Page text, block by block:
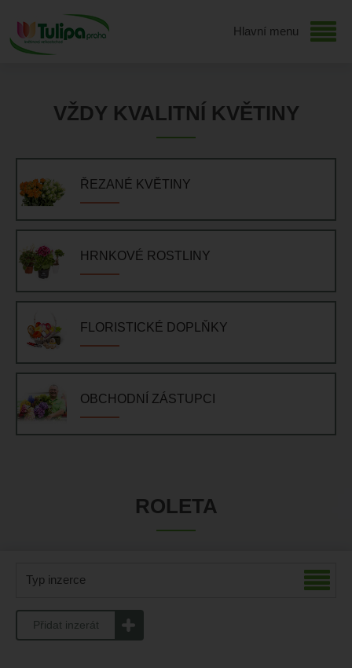
Hlavní menu
VŽDY KVALITNÍ KVĚTINY
ŘEZANÉ KVĚTINY
HRNKOVÉ ROSTLINY
FLORISTICKÉ DOPLŇKY
OBCHODNÍ ZÁSTUPCI
ROLETA
Typ inzerce
Přidat inzerát